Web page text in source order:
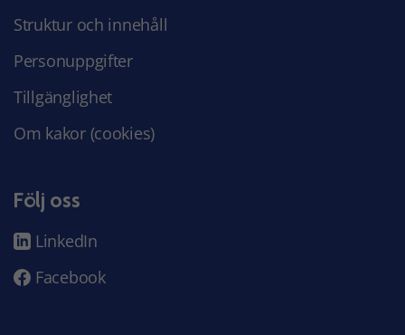
Struktur och innehåll
Personuppgifter
Tillgänglighet
Om kakor (cookies)
Följ oss
LinkedIn
Facebook